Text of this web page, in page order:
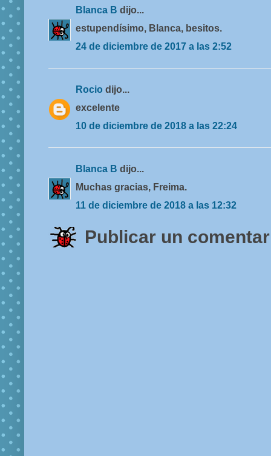
Blanca B dijo...
estupendísimo, Blanca, besitos.
24 de diciembre de 2017 a las 2:52
Rocio dijo...
excelente
10 de diciembre de 2018 a las 22:24
Blanca B dijo...
Muchas gracias, Freima.
11 de diciembre de 2018 a las 12:32
Publicar un